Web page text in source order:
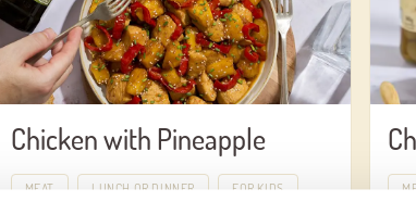
Chicken with Pineapple
MEAT LUNCH OR DINNER FOR KIDS